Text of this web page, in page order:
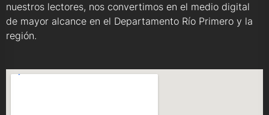
nuestros lectores, nos convertimos en el medio digital
de mayor alcance en el Departamento Río Primero y la
región.